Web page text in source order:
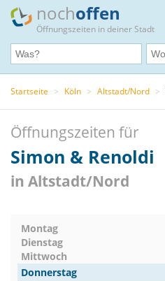
nochoffen
Öffnungszeiten in deiner Stadt
Startseite > Köln > Altstadt/Nord >
Öffnungszeiten für
Simon & Renoldi
in Altstadt/Nord
Montag
Dienstag
Mittwoch
Donnerstag